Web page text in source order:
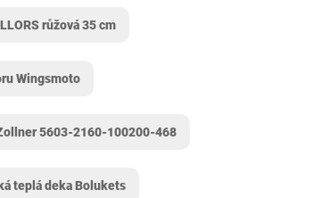
růžová 35 cm
Wingsmoto
‎5603-2160-100200-468
teplá deka Bolukets